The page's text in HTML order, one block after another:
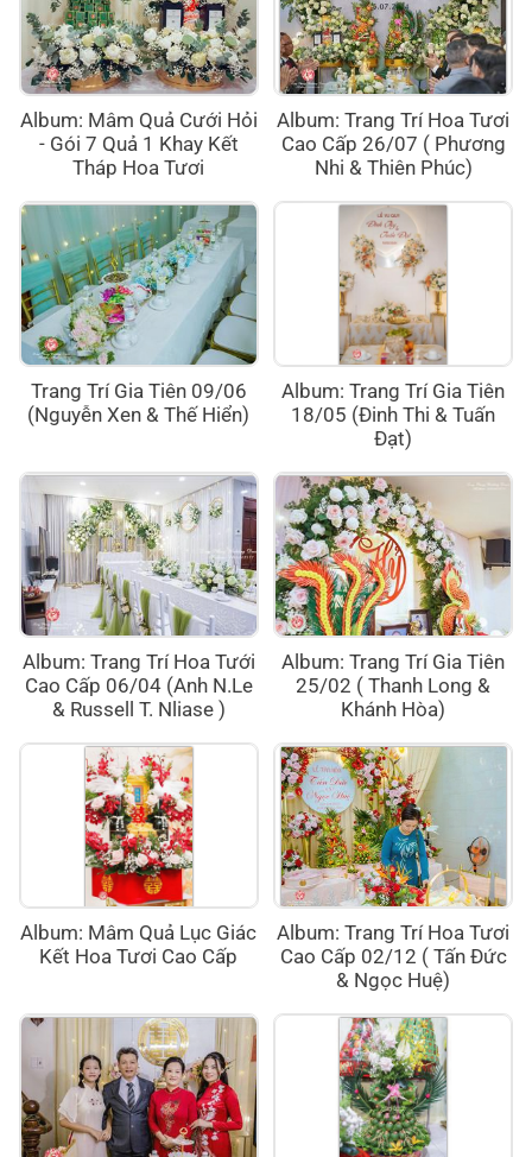
Album: Mâm Quả Cưới Hỏi
- Gói 7 Quả 1 Khay Kết
Tháp Hoa Tươi
Album: Trang Trí Hoa Tươi
Cao Cấp 26/07 ( Phương
Nhi & Thiên Phúc)
Trang Trí Gia Tiên 09/06
(Nguyễn Xen & Thế Hiển)
Album: Trang Trí Gia Tiên
18/05 (Đinh Thi & Tuấn
Đạt)
Album: Trang Trí Hoa Tưới
Cao Cấp 06/04 (Anh N.Le
& Russell T. Nliase )
Album: Trang Trí Gia Tiên
25/02 ( Thanh Long &
Khánh Hòa)
Album: Mâm Quả Lục Giác
Kết Hoa Tươi Cao Cấp
Album: Trang Trí Hoa Tươi
Cao Cấp 02/12 ( Tấn Đức
& Ngọc Huệ)